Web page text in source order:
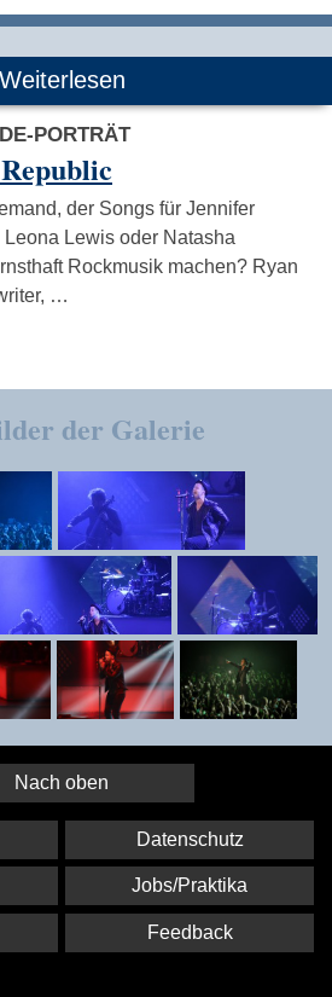
Weiterlesen
PORTRÄT
der Songs für Jennifer
Leona Lewis oder Natasha
Rockmusik machen? Ryan
…
der Galerie
Nach oben
Datenschutz
Jobs/Praktika
Feedback